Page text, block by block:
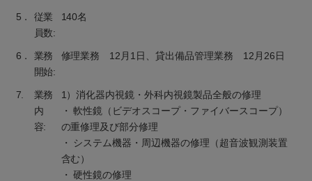
5． 従業
員数:
140名
6． 業務
開始:
修理業務 12月1日、貸出備品管理業務 12月26日
7.
業務
内
容:
1）消化器内視鏡・外科内視鏡製品全般の修理
・ 軟性鏡（ビデオスコープ・ファイバースコープ）
の重修理及び部分修理
・ システム機器・周辺機器の修理（超音波観測装置
含む）
・ 硬性鏡の修理